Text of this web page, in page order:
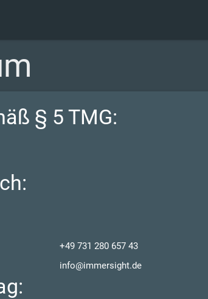
§ 5 TMG:
+49 731 280 657 43
info@immersight.de